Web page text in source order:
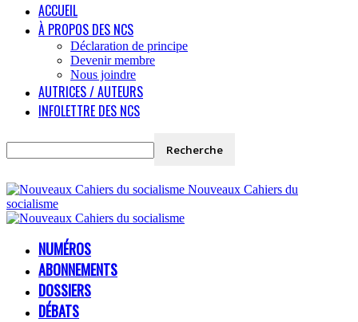
ACCUEIL
À PROPOS DES NCS
Déclaration de principe
Devenir membre
Nous joindre
AUTRICES / AUTEURS
INFOLETTRE DES NCS
Nouveaux Cahiers du
socialisme
NUMÉROS
ABONNEMENTS
DOSSIERS
DÉBATS